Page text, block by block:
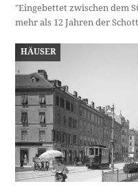
"Eingebettet zwischen dem
mehr als 12 Jahren der
HÄUSER